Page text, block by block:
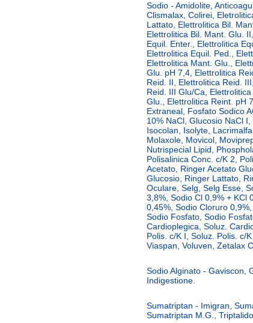
Sodio - Amidolite,
Clismalax, Colirei,
Lattato, Elettrolitica Bil.
Elettrolitica Bil. Mant. Glu.
Equil. Enter., Elettrolitica
Elettrolitica Equil. Ped.,
Elettrolitica Mant. Glu.,
Glu. pH 7,4, Elettrolitica
Reid. II, Elettrolitica Reid.
Reid. III Glu/Ca,
Glu., Elettrolitica Reint. pH
Extraneal, Fosfato Sodico
10% NaCl, Glucosio NaCl
Isocolan, Isolyte,
Molaxole, Movicol,
Nutrispecial Lipid,
Polisalinica Conc. c/K 2,
Acetato, Ringer Acetato
Glucosio, Ringer Lattato,
Oculare, Selg, Selg Esse,
3,8%, Sodio Cl 0,9% + KCl
0,45%, Sodio Cloruro
Sodio Fosfato, Sodio
Cardioplegica, Soluz.
Polis. c/K I, Soluz. Polis. c/
Viaspan, Voluven, Zetalax
Sodio Alginato - Gaviscon,
Indigestione.
Sumatriptan - Imigran,
Sumatriptan M.G.,